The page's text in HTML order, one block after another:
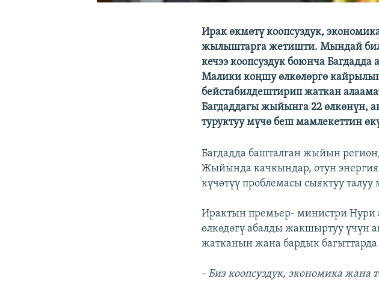
Ирак өкмөтү коопсуздук,
жылыштарга жетишти. Мындай
кечээ коопсуздук боюнча
Малики коңшу өлкөлөргө
бейстабилдештирип жаткан
Багдаддагы жыйынга 22 өлкөнүн,
туруктуу мүчө беш мамлекеттин
Багдадда башталган жыйын
Жыйында качкындар, отун
күчөтүү проблемасы сыяктуу талуу
Ирактын премьер- министри
өлкөдөгү абалды жакшыртуу үчүн
жатканын жана бардык
- Биз коопсуздук, экономика